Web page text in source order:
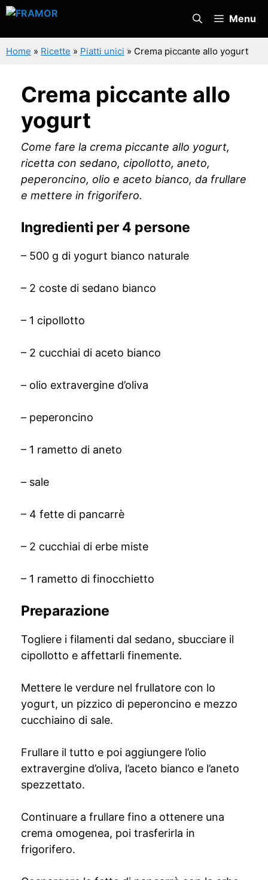
Vai
contenuto
Menu
Home » Ricette » Piatti unici » Crema piccante allo yogurt
Crema piccante allo
yogurt
Come fare la crema piccante allo yogurt,
ricetta con sedano, cipollotto, aneto,
peperoncino, olio e aceto bianco, da frullare
e mettere in frigorifero.
Ingredienti per 4 persone
– 500 g di yogurt bianco naturale
– 2 coste di sedano bianco
– 1 cipollotto
– 2 cucchiai di aceto bianco
– olio extravergine d’oliva
– peperoncino
– 1 rametto di aneto
– sale
– 4 fette di pancarrè
– 2 cucchiai di erbe miste
– 1 rametto di finocchietto
Preparazione
Togliere i filamenti dal sedano, sbucciare il
cipollotto e affettarli finemente.
Mettere le verdure nel frullatore con lo
yogurt, un pizzico di peperoncino e mezzo
cucchiaino di sale.
Frullare il tutto e poi aggiungere l’olio
extravergine d’oliva, l’aceto bianco e l’aneto
spezzettato.
Continuare a frullare fino a ottenere una
crema omogenea, poi trasferirla in
frigorifero.